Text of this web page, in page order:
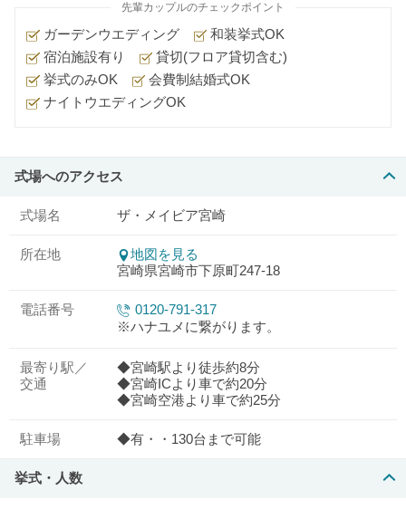
先輩カップルのチェックポイント
ガーデンウエディング
和装挙式OK
宿泊施設有り
貸切(フロア貸切含む)
挙式のみOK
会費制結婚式OK
ナイトウエディングOK
式場へのアクセス
式場名 ザ・メイビア宮崎
所在地
地図を見る
宮崎県宮崎市下原町247-18
電話番号
0120-791-317
※ハナユメに繋がります。
最寄り駅／
交通
◆宮崎駅より徒歩約8分
◆宮崎ICより車で約20分
◆宮崎空港より車で約25分
駐車場 ◆有・・130台まで可能
挙式・人数